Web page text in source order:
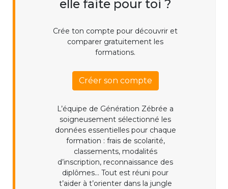
elle faite pour toi ?
Crée ton compte pour découvrir et
comparer gratuitement les
formations.
Créer son compte
L’équipe de Génération Zébrée a
soigneusement sélectionné les
données essentielles pour chaque
formation : frais de scolarité,
classements, modalités
d’inscription, reconnaissance des
diplômes... Tout est réuni pour
t’aider à t’orienter dans la jungle